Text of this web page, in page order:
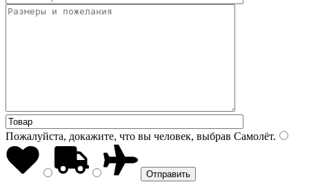
Пожалуйста, докажите, что вы человек, выбрав Самолёт.